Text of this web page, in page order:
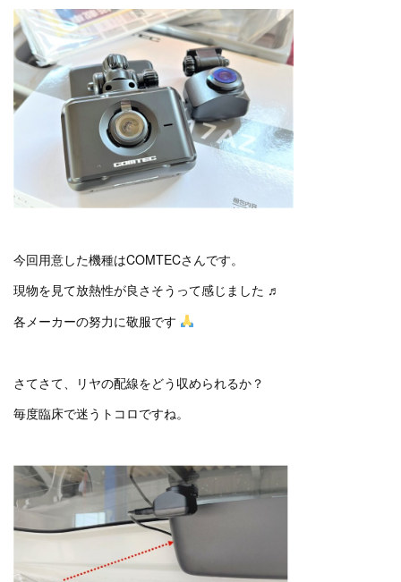
今回用意した機種はCOMTECさんです。
現物を見て放熱性が良さそうって感じました ♬
各メーカーの努力に敬服です
さてさて、リヤの配線をどう収められるか？
毎度臨床で迷うトコロですね。